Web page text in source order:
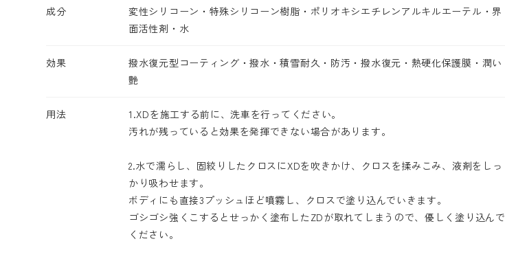
成分
変性シリコーン・特殊シリコーン樹脂・ポリオキシエチレンアルキルエーテル・界
面活性剤・水
効果
撥水復元型コーティング・撥水・積雪耐久・防汚・撥水復元・熱硬化保護膜・潤い
艶
用法
1.XDを施工する前に、洗車を行ってください。
汚れが残っていると効果を発揮できない場合があります。
2.水で濡らし、固絞りしたクロスにXDを吹きかけ、クロスを揉みこみ、液剤をしっ
かり吸わせます。
ボディにも直接3プッシュほど噴霧し、クロスで塗り込んでいきます。
ゴシゴシ強くこするとせっかく塗布したZDが取れてしまうので、優しく塗り込んで
ください。